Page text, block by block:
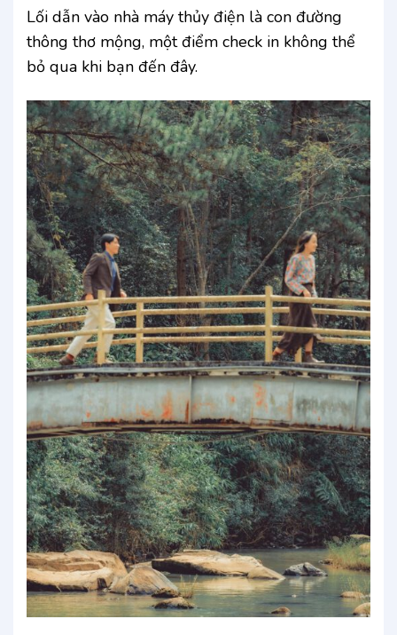
Lối dẫn vào nhà máy thủy điện là con đường
thông thơ mộng, một điểm check in không thể
bỏ qua khi bạn đến đây.